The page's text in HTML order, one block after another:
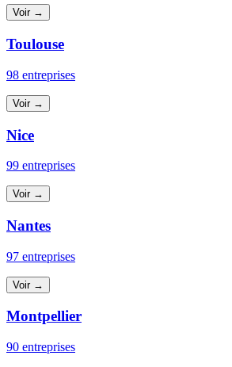
Voir →
Toulouse
98 entreprises
Voir →
Nice
99 entreprises
Voir →
Nantes
97 entreprises
Voir →
Montpellier
90 entreprises